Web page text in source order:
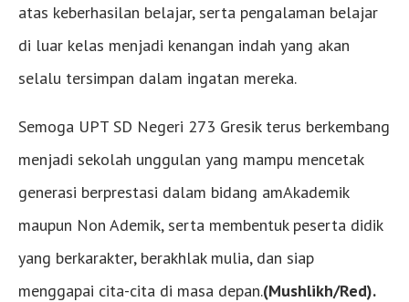
atas keberhasilan belajar, serta pengalaman belajar
di luar kelas menjadi kenangan indah yang akan
selalu tersimpan dalam ingatan mereka.
Semoga UPT SD Negeri 273 Gresik terus berkembang
menjadi sekolah unggulan yang mampu mencetak
generasi berprestasi dalam bidang amAkademik
maupun Non Ademik, serta membentuk peserta didik
yang berkarakter, berakhlak mulia, dan siap
menggapai cita-cita di masa depan.(Mushlikh/Red).